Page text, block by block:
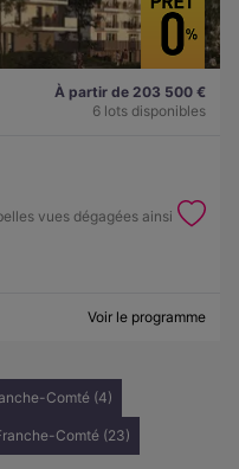
À partir de 203 500 €
6 lots disponibles
vues dégagées ainsi
Voir le programme
Comté (4)
Comté (23)